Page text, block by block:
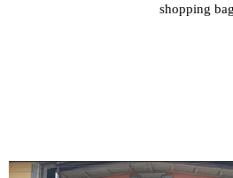
shopping